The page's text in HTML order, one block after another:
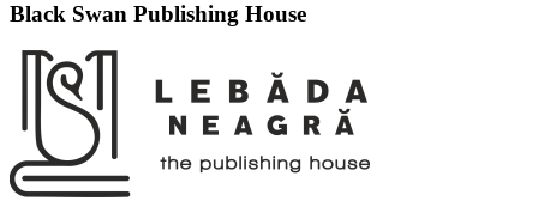
Black Swan Publishing House